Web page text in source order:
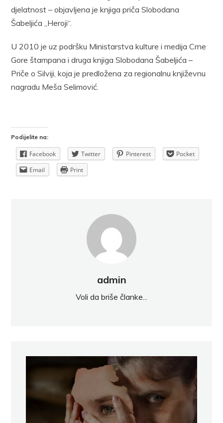
djelatnost – objavljena je knjiga priča Slobodana
Šabeljića „Heroji“.
U 2010 je uz podršku Ministarstva kulture i medija Crne
Gore štampana i druga knjiga Slobodana Šabeljića –
Priče o Silviji, koja je predložena za regionalnu književnu
nagradu Meša Selimović.
Podijelite na:
Facebook Twitter Pinterest
Pocket
Email
Print
admin
Voli da briše članke...